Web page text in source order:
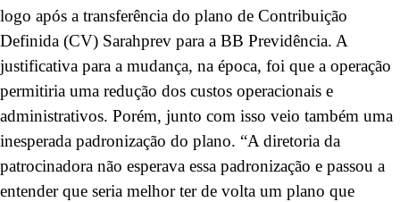
logo após a transferência do plano de Contribuição
Definida (CV) Sarahprev para a BB Previdência. A
justificativa para a mudança, na época, foi que a operação
permitiria uma redução dos custos operacionais e
administrativos. Porém, junto com isso veio também uma
inesperada padronização do plano. “A diretoria da
patrocinadora não esperava essa padronização e passou a
entender que seria melhor ter de volta um plano que